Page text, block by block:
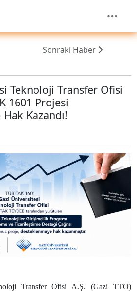
Sonraki Haber
Teknoloji Transfer Ofisi
1601 Projesi
Kazandı!
Transfer Ofisi A.Ş. (Gazi TTO)